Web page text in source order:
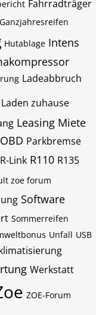
Fahrradträger
Ganzjahresreifen
Hutablage Intens
Ladeabbruch
Laden zuhause
Leasing Miete
OBD Parkbremse
R-Link R110 R135
zoe forum
Software
Sommerreifen
Unfall USB
Werkstatt
ZOE-Forum